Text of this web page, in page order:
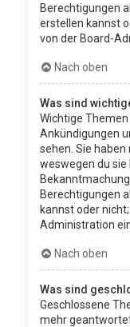
Berechtigungen
erstellen kannst
von der Board-
Nach oben
Was sind
Wichtige
Ankündigungen
sehen. Sie
weswegen du sie
Berechtigungen
kannst oder
Administration
Nach oben
Was sind
Geschlossene
mehr